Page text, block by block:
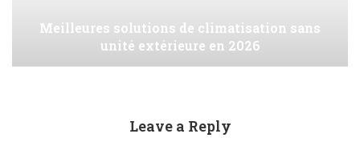
Meilleures solutions de climatisation sans
unité extérieure en 2026
Leave a Reply